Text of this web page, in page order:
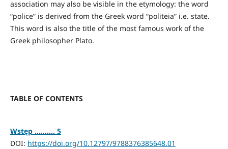
association may also be visible in the etymology: the word
“police” is derived from the Greek word “politeia” i.e. state.
This word is also the title of the most famous work of the
Greek philosopher Plato.
TABLE OF CONTENTS
Wstęp .......... 5
DOI: https://doi.org/10.12797/9788376385648.01